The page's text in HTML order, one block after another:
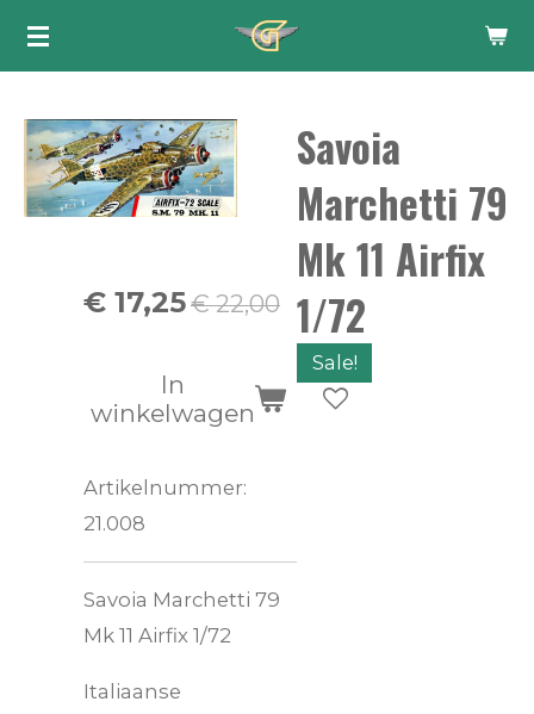
Ga
de
hoofdinhoud
Savoia
Marchetti 79
Mk 11 Airfix
1/72
Sale!
€ 17,25€ 22,00
In
winkelwagen
Artikelnummer:
21.008
Savoia Marchetti 79
Mk 11 Airfix 1/72
Italiaanse